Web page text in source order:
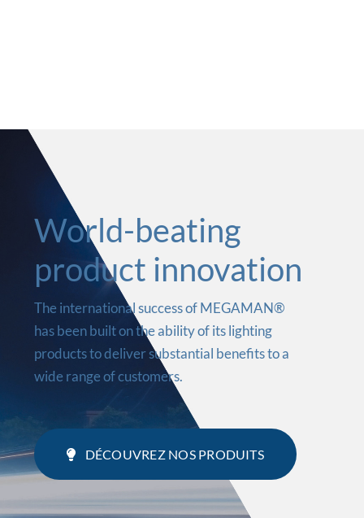
World-beating
product innovation
The international success of MEGAMAN®
has been built on the ability of its lighting
products to deliver substantial benefits to a
wide range of customers.
DÉCOUVREZ NOS PRODUITS